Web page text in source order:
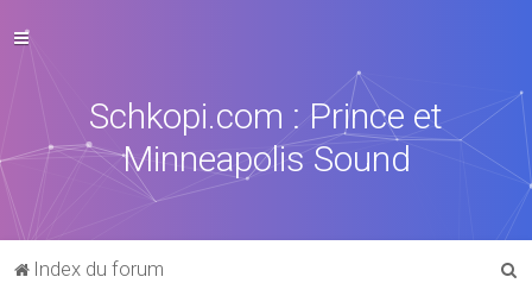
Schkopi.com : Prince et
Minneapolis Sound
Index du forum